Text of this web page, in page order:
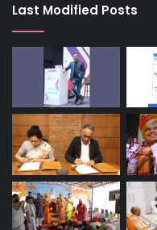
Last Modified Posts